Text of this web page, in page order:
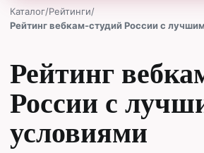
Каталог/Рейтинги/
Рейтинг вебкам-студий России с
Рейтинг
России с
условиями